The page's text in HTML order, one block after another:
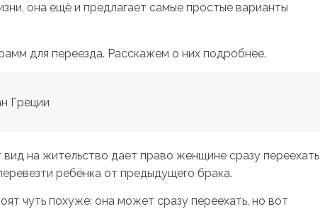
она ещё и предлагает самые простые варианты
для переезда. Расскажем о них подробнее.
Греции
на жительство дает право женщине сразу переехать
ребёнка от предыдущего брака.
чуть похуже: она может сразу переехать, но вот